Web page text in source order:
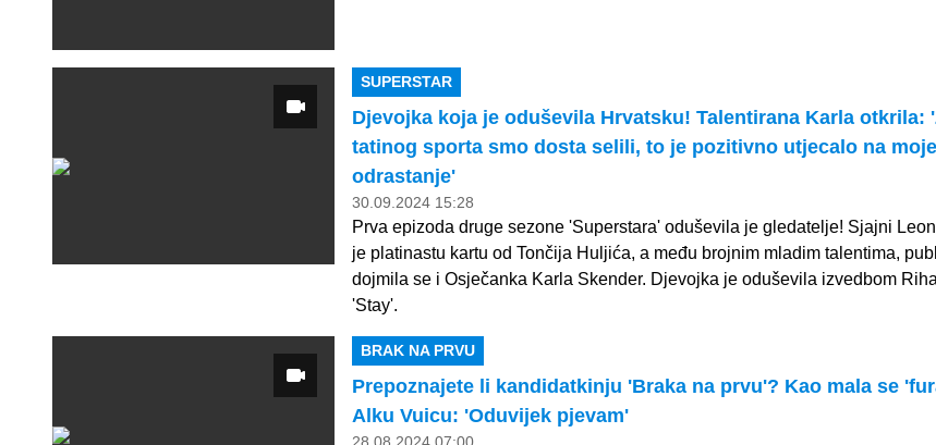
SUPERSTAR
Djevojka koja je oduševila Hrvatsku! Talentirana Karla otkrila:
tatinog sporta smo dosta selili, to je pozitivno utjecalo na moje
odrastanje'
30.09.2024 15:28
Prva epizoda druge sezone 'Superstara' oduševila je gledatelje! Sjajni
je platinastu kartu od Tončija Huljića, a među brojnim mladim talentima,
dojmila se i Osječanka Karla Skender. Djevojka je oduševila izvedbom
'Stay'.
BRAK NA PRVU
Prepoznajete li kandidatkinju 'Braka na prvu'? Kao mala se
Alku Vuicu: 'Oduvijek pjevam'